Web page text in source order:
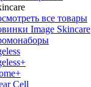
все товары
Image Skincare
Cell